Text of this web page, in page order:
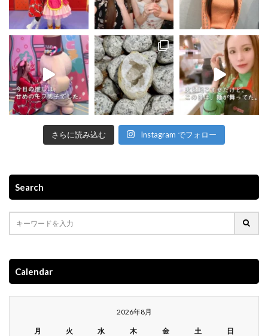
さらに読み込む Instagram でフォロー
Search
Calendar
2026年8月
月 火 水 木 金 土 日